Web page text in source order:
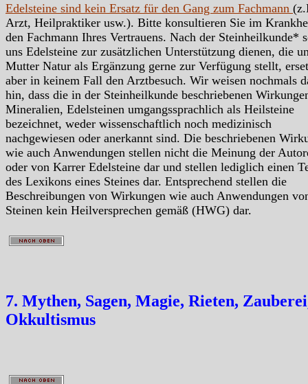
Edelsteine sind kein Ersatz für den Gang zum Fachmann
Arzt, Heilpraktiker usw.). Bitte konsultieren Sie im
den Fachmann Ihres Vertrauens. Nach der Steinheilkunde*
uns Edelsteine zur zusätzlichen Unterstützung dienen, die
Mutter Natur als Ergänzung gerne zur Verfügung stellt,
aber in keinem Fall den Arztbesuch. Wir weisen nochmals
hin, dass die in der Steinheilkunde beschriebenen
Mineralien, Edelsteinen umgangssprachlich als Heilsteine
bezeichnet, weder wissenschaftlich noch medizinisch
nachgewiesen oder anerkannt sind. Die beschriebenen
wie auch Anwendungen stellen nicht die Meinung der
oder von Karrer Edelsteine dar und stellen lediglich einen
des Lexikons eines Steines dar. Entsprechend stellen die
Beschreibungen von Wirkungen wie auch Anwendungen
Steinen kein Heilversprechen gemäß (HWG) dar.
7. Mythen, Sagen, Magie, Rieten,
Okkultismus